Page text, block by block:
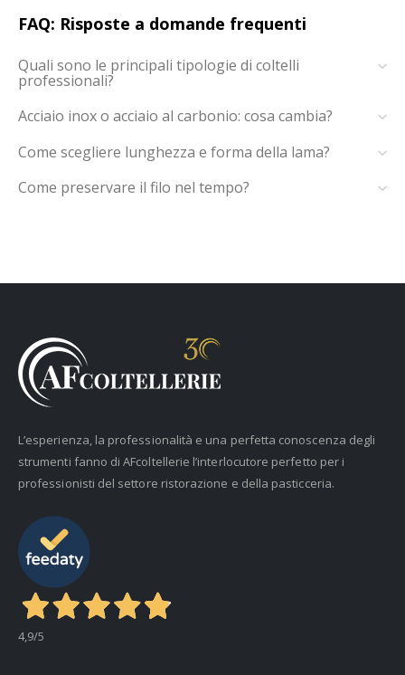
FAQ: Risposte a domande frequenti
Quali sono le principali tipologie di coltelli
professionali?
Acciaio inox o acciaio al carbonio: cosa cambia?
Come scegliere lunghezza e forma della lama?
Come preservare il filo nel tempo?
L’esperienza, la professionalità e una perfetta conoscenza degli
strumenti fanno di AFcoltellerie l’interlocutore perfetto per i
professionisti del settore ristorazione e della pasticceria.
4,9/5